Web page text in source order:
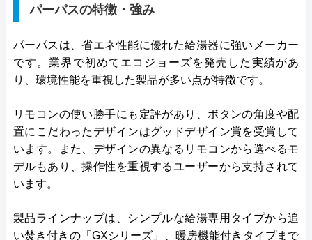
パーパスの特徴・強み
パーパスは、省エネ性能に優れた給湯器に強いメーカー
です。業界で初めてエコジョーズを発売した実績があ
り、環境性能を重視した製品が多い点が特徴です。
リモコンの使い勝手にも定評があり、ボタンの角度や配
置にこだわったデザインはグッドデザイン賞を受賞して
います。また、デザインの異なるリモコンから選べるモ
デルもあり、操作性を重視するユーザーから支持されて
います。
製品ラインナップは、シンプルな給湯専用タイプから追
い焚き付きの「GXシリーズ」、暖房機能付きタイプまで